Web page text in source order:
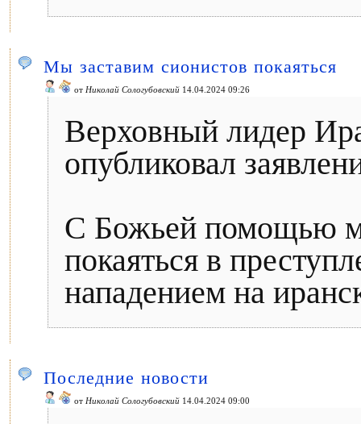
Мы заставим сионистов покаяться
от Николай Сологубовский 14.04.2024 09:26
Верховный лидер
опубликовал
С Божьей помощью
покаяться в
нападением на
Последние новости
от Николай Сологубовский 14.04.2024 09:00